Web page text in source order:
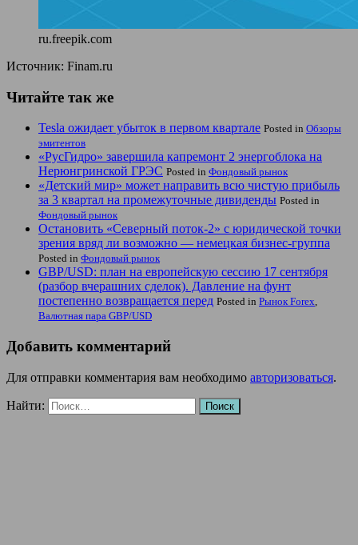
ru.freepik.com
Источник: Finam.ru
Читайте так же
Tesla ожидает убыток в первом квартале Posted in Обзоры
эмитентов
«РусГидро» завершила капремонт 2 энергоблока на
Нерюнгринской ГРЭС Posted in Фондовый рынок
«Детский мир» может направить всю чистую прибыль
за 3 квартал на промежуточные дивиденды Posted in
Фондовый рынок
Остановить «Северный поток-2» с юридической точки
зрения вряд ли возможно — немецкая бизнес-группа
Posted in Фондовый рынок
GBP/USD: план на европейскую сессию 17 сентября
(разбор вчерашних сделок). Давление на фунт
постепенно возвращается перед Posted in Рынок Forex,
Валютная пара GBP/USD
Добавить комментарий
Для отправки комментария вам необходимо авторизоваться.
Найти: